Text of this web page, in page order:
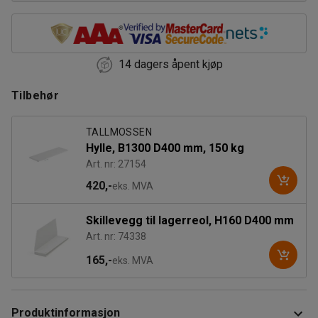
14 dagers åpent kjøp
Tilbehør
TALLMOSSEN
Hylle, B1300 D400 mm, 150 kg
Art. nr: 27154
420,-eks. MVA
Skillevegg til lagerreol, H160 D400 mm
Art. nr: 74338
165,-eks. MVA
Produktinformasjon